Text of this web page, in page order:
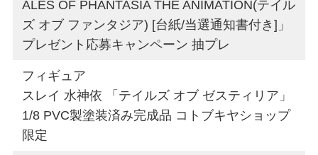
ALES OF PHANTASIA THE ANIMATION(テイル
ズ オブ ファンタジア) [台紙/当選通知書付き]」
プレゼント応募キャンペーン 抽プレ
フィギュア
スレイ 水神依 「テイルズ オブ ゼスティリア」
1/8 PVC製塗装済み完成品 コトブキヤショップ
限定